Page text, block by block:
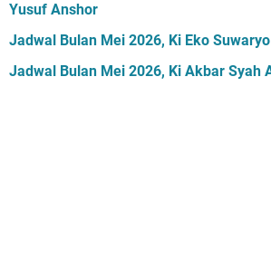
Yusuf Anshor
Jadwal Bulan Mei 2026, Ki Eko Suwaryo
Jadwal Bulan Mei 2026, Ki Akbar Syah